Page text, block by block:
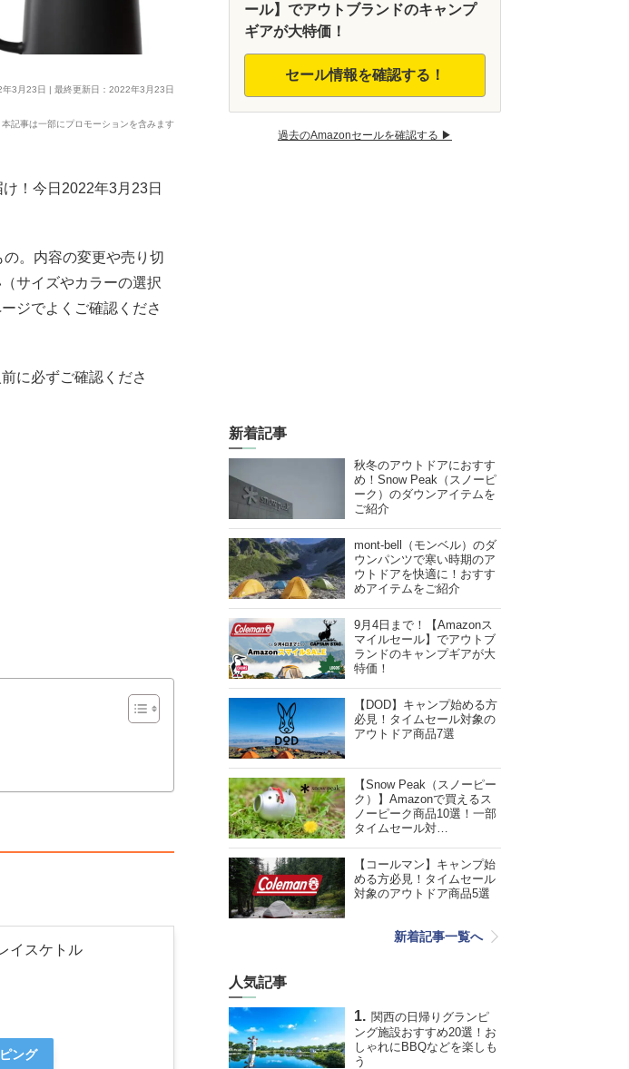
3月23日 | 最終更新日：2022年3月23日
本記事は一部にプロモーションを含みます
！今日2022年3月23日
。内容の変更や売り切
サイズやカラーの選択
ジでよくご確認くださ
に必ずご確認くださ
イスケトル
ング
ール】でアウトブランドのキャンプ
ギアが大特価！
セール情報を確認する！
過去のAmazonセールを確認する ▶︎
新着記事
秋冬のアウトドアにおすす
め！Snow Peak（スノーピ
ーク）のダウンアイテムを
ご紹介
mont-bell（モンベル）のダ
ウンパンツで寒い時期のア
ウトドアを快適に！おすす
めアイテムをご紹介
9月4日まで！【Amazonス
マイルセール】でアウトブ
ランドのキャンプギアが大
特価！
【DOD】キャンプ始める方
必見！タイムセール対象の
アウトドア商品7選
【Snow Peak（スノーピー
ク）】Amazonで買えるス
ノーピーク商品10選！一部
タイムセール対…
【コールマン】キャンプ始
める方必見！タイムセール
対象のアウトドア商品5選
新着記事一覧へ
人気記事
関西の日帰りグランピ
ング施設おすすめ20選！お
しゃれにBBQなどを楽しも
う